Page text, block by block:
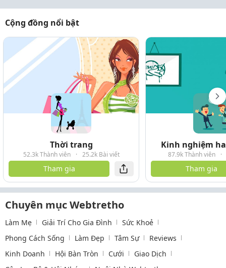
Cộng đồng nổi bật
Thời trang
52.3k Thành viên · 25.2k Bài viết
Tham gia
Kinh nghiệm
87.9k Thành viên ·
Tham gia
Chuyên mục Webtretho
Làm Mẹ Giải Trí Cho Gia Đình
Sức Khoẻ
Phong Cách Sống
Làm Đẹp Tâm Sự
Reviews
Kinh Doanh
Hội Bàn Tròn Cưới
Giao Dịch